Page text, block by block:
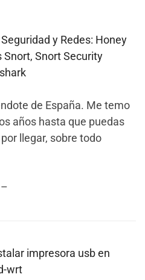
Seguridad y Redes: Honey
Snort, Snort Security
de España. Me temo
años hasta que puedas
llegar, sobre todo
impresora usb en
wrt